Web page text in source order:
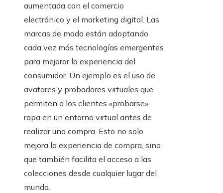
aumentada con el comercio
electrónico y el marketing digital. Las
marcas de moda están adoptando
cada vez más tecnologías emergentes
para mejorar la experiencia del
consumidor. Un ejemplo es el uso de
avatares y probadores virtuales que
permiten a los clientes «probarse»
ropa en un entorno virtual antes de
realizar una compra. Esto no solo
mejora la experiencia de compra, sino
que también facilita el acceso a las
colecciones desde cualquier lugar del
mundo.